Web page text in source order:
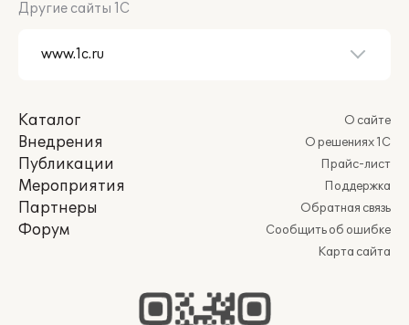
Другие сайты 1С
Каталог
Внедрения
Публикации
Мероприятия
Партнеры
Форум
О сайте
О решениях 1С
Прайс-лист
Поддержка
Обратная связь
Сообщить об ошибке
Карта сайта